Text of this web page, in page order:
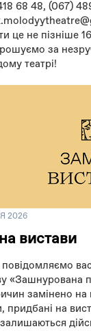
68 48, (067)
це не пізніше
за
театрі!
2026
вистави
повідомляємо
«Зашнурована
замінено на
придбані на